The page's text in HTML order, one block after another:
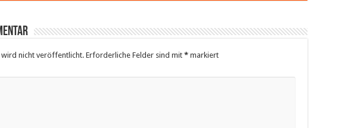
wird nicht veröffentlicht.Erforderliche Felder sind mit * markiert